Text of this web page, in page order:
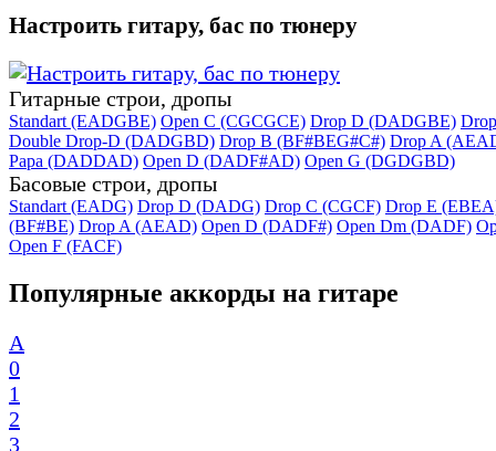
Настроить гитару, бас по тюнеру
Гитарные строи, дропы
Standart (EADGBE) Open C (CGCGCE) Drop D (DADGBE)
Double Drop-D (DADGBD) Drop B (BF#BEG#C#) Drop A
Papa (DADDAD) Open D (DADF#AD) Open G (DGDGBD)
Басовые строи, дропы
Standart (EADG) Drop D (DADG) Drop C (CGCF) Drop E
(BF#BE) Drop A (AEAD) Open D (DADF#) Open Dm (DADF)
Open F (FACF)
Популярные аккорды на гитаре
A
0
1
2
3